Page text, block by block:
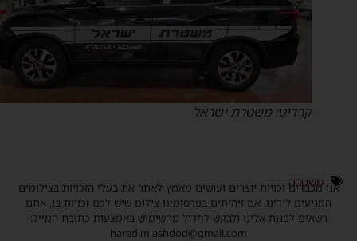
קרדיט: משטרת ישראל
משטרה
אנו מכבדים זכויות יוצרים ועושים מאמץ לאתר את בעלי הזכויות בצילומים
המגיעים לידינו. אם זיהיתים בפרסומינו צילום שיש לכם זכויות בו, אתם
רשאים לפנות אלינו ולבקש לחדול מהשימוש באמצעות כתובת המייל:
haredim.ashdod@gmail.com